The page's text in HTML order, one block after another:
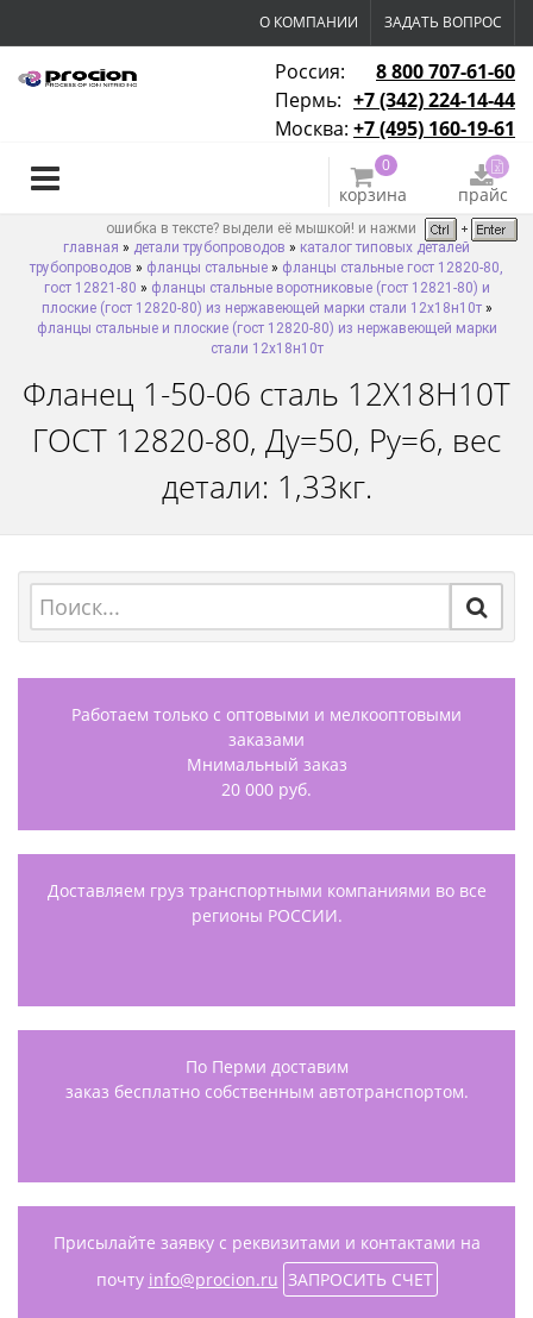
О КОМПАНИИ ЗАДАТЬ ВОПРОС
Россия:
8 800 707-61-60
Пермь: +7 (342) 224-14-44
Москва: +7 (495) 160-19-61
0
корзина прайс
ошибка в тексте? выдели её мышкой! и нажми
главная » детали трубопроводов » каталог типовых деталей
трубопроводов » фланцы стальные » фланцы стальные гост 12820-80,
гост 12821-80 » фланцы стальные воротниковые (гост 12821-80) и
плоские (гост 12820-80) из нержавеющей марки стали 12х18н10т»
фланцы стальные и плоские (гост 12820-80) из нержавеющей марки
стали 12х18н10т
Фланец 1-50-06 сталь 12Х18Н10Т
ГОСТ 12820-80, Ду=50, Ру=6, вес
детали: 1,33кг.
Работаем только с оптовыми и мелкооптовыми
заказами
Мнимальный заказ
20 000 руб.
Доставляем груз транспортными компаниями во все
регионы РОССИИ.
По Перми доставим
заказ бесплатно собственным автотранспортом.
Присылайте заявку с реквизитами и контактами на
почту info@procion.ru ЗАПРОСИТЬ СЧЕТ